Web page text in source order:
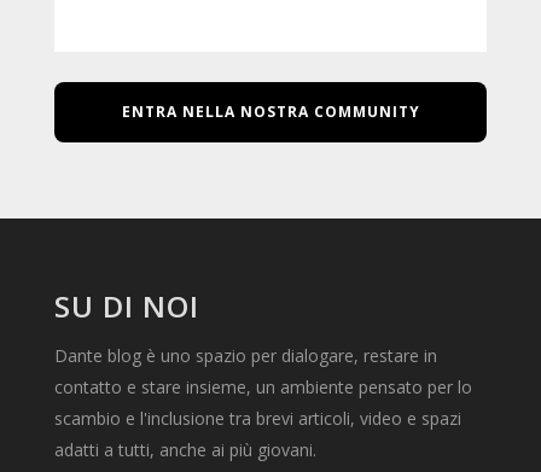
ENTRA NELLA NOSTRA COMMUNITY
SU DI NOI
Dante blog è uno spazio per dialogare, restare in
contatto e stare insieme, un ambiente pensato per lo
scambio e l'inclusione tra brevi articoli, video e spazi
adatti a tutti, anche ai più giovani.